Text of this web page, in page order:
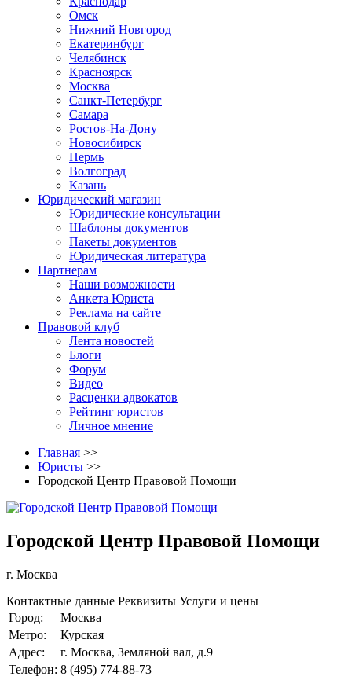
Омск
Нижний Новгород
Екатеринбург
Челябинск
Красноярск
Москва
Санкт-Петербург
Самара
Ростов-На-Дону
Новосибирск
Пермь
Волгоград
Казань
Юридический магазин
Юридические консультации
Шаблоны документов
Пакеты документов
Юридическая литература
Партнерам
Наши возможности
Анкета Юриста
Реклама на сайте
Правовой клуб
Лента новостей
Блоги
Форум
Видео
Расценки адвокатов
Рейтинг юристов
Личное мнение
Главная >>
Юристы >>
Городской Центр Правовой Помощи
Городской Центр Правовой Помощи
г. Москва
Контактные данные Реквизиты Услуги и цены
Город:
Москва
Метро:
Курская
Адрес:
г. Москва, Земляной вал, д.9​
Телефон: 8 (495) 774-88-73